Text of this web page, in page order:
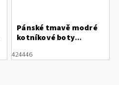
Pánské tmavě modré
kotníkové boty
5069
424446